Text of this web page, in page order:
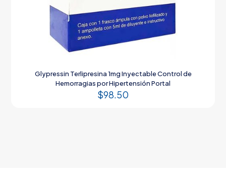
Glypressin Terlipresina 1mg Inyectable Control de
Hemorragias por Hipertensión Portal
$98.50